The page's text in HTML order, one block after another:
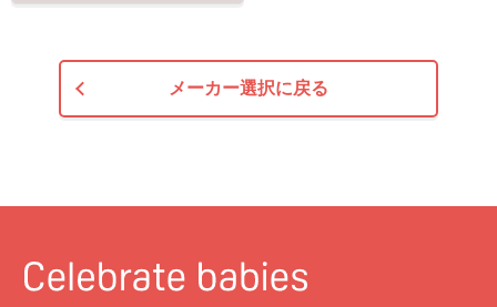
メーカー選択に戻る